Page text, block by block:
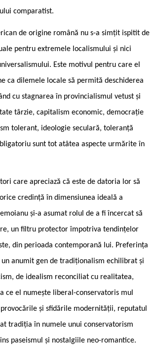
comparatist.
de origine română nu s-a simțit ispitit de
pentru extremele localismului și nici
Este motivul pentru care el
ca dilemele locale să permită deschiderea
cu stagnarea în provincialismul vetust și
târzie, capitalism economic, democrație
tolerant, ideologie seculară, toleranță
sunt tot atâtea aspecte urmărite în
care apreciază că este de datoria lor să
credință în dimensiunea ideală a
și-a asumat rolul de a fi încercat să
un filtru protector împotriva tendințelor
din perioada contemporană lui. Preferința
anumit gen de tradiționalism echilibrat și
de idealism reconciliat cu realitatea,
ce el numește liberal-conservatoris ­mul
și sfidările modernității, reputatul
tradiția în numele unui conservatorism
paseismul și nostalgiile neo-romantice.